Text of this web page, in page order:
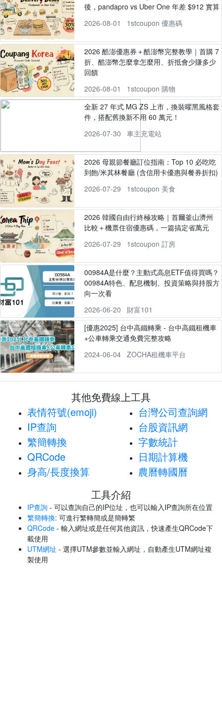
後，pandapro vs Uber One 年差 $912 實算
2026-08-01
1stcoupon 優惠碼
2026 酷澎優惠券＋酷澎幣完整教學｜首購 7
折、酷澎幣怎麼拿怎麼用、折抵會少賺多少
回饋
2026-08-01
1stcoupon 購物
全新 27 年式 MG ZS 上市，換裝曜黑風格套
件，搭配舊換新不用 60 萬元！
2026-07-30
車主充電站
2026 母親節餐廳訂位指南：Top 10 必吃吃
到飽/米其林餐廳 (含信用卡優惠與餐券折扣)
2026-07-29
1stcoupon 美食
2026 韓國自由行終極攻略｜首爾釜山濟州
比較＋機票住宿優惠碼，一篇搞定省萬元
2026-07-29
1stcoupon 訂房
00984A是什麼？主動式高息ETF值得買嗎？
00984A特色、配息機制、投資策略與持股方
向一次看
2026-06-20
財富101
[優惠2025] 台中高鐵轉乘 - 台中高鐵租機車
+公車轉乘交通免費完整攻略
2024-06-04
ZOCHA租機車平台
其他免費線上工具
表情符號(emoji)
IP查詢
繁簡轉換
QRCode
身高/長度換算
台灣公司查詢網
台股資訊網
字數統計
日期計算機
農曆轉國曆
工具介紹
IP查詢 - 可以查詢自己的IP位址，也可以輸入IP查詢所在位置
繁簡轉換: 可進行繁轉簡或是簡轉繁
QRCode - 輸入網址或是任何其他資訊，快速產生QRCode下
載使用
UTM網址 - 選擇UTM參數並輸入網址，自動產生UTM網址複
製使用